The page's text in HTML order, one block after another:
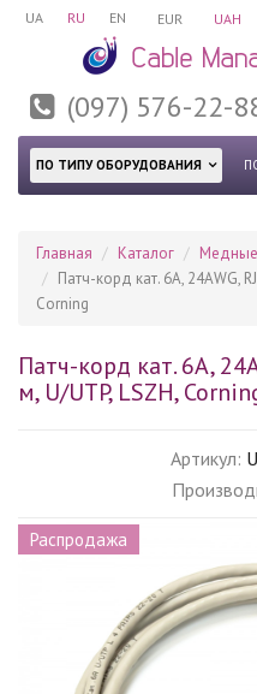
UA RU EN EUR UAH
(097) 576-22-
ПО ТИПУ ОБОРУДОВАНИЯ
Главная Каталог
Патч-корд кат. 6A, 24AWG,
Corning
Патч-корд кат. 6A,
м, U/UTP, LSZH,
Артикул:
Распродажа